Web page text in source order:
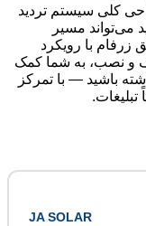
کلی سیستم تردید
می‌تواند مسیر
با رویکرد
و نصب، به شما کمک
باشید — با تمرکز
JA SOLAR